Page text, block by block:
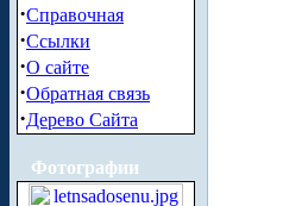
·Справочная
·Ссылки
·О сайте
·Обратная связь
·Дерево Сайта
Фотографии